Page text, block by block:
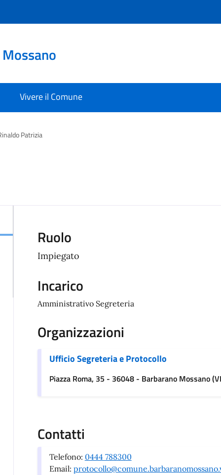
Vivere il Comune
Patrizia
Ruolo
Impiegato
Incarico
Amministrativo Segreteria
Organizzazioni
Ufficio Segreteria e Protocollo
Piazza Roma, 35 - 36048 - Barbarano Mossano
Contatti
Telefono: 0444 788300
Email: